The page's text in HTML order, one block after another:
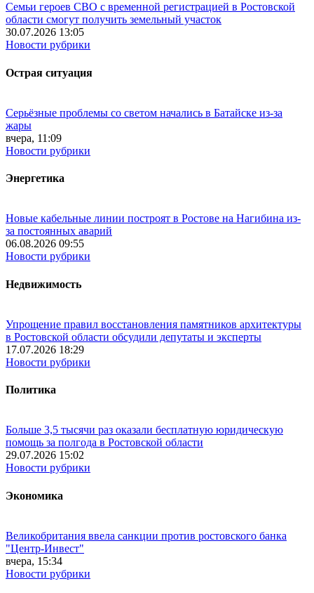
Семьи героев СВО с временной регистрацией в Ростовской
области смогут получить земельный участок
30.07.2026 13:05
Новости рубрики
Острая ситуация
Серьёзные проблемы со светом начались в Батайске из-за
жары
вчера, 11:09
Новости рубрики
Энергетика
Новые кабельные линии построят в Ростове на Нагибина из-
за постоянных аварий
06.08.2026 09:55
Новости рубрики
Недвижимость
Упрощение правил восстановления памятников архитектуры
в Ростовской области обсудили депутаты и эксперты
17.07.2026 18:29
Новости рубрики
Политика
Больше 3,5 тысячи раз оказали бесплатную юридическую
помощь за полгода в Ростовской области
29.07.2026 15:02
Новости рубрики
Экономика
Великобритания ввела санкции против ростовского банка
"Центр-Инвест"
вчера, 15:34
Новости рубрики